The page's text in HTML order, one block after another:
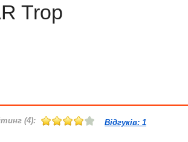
Trop
(4): Відгуків: 1